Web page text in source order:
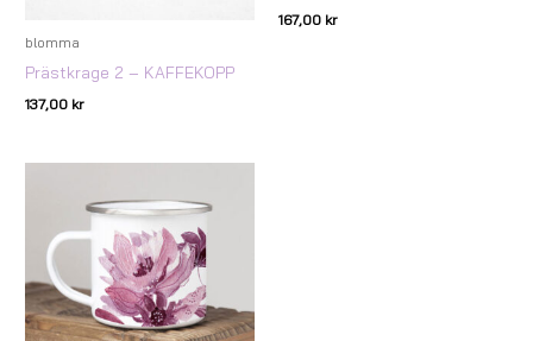
blomma
Prästkrage 2 – KAFFEKOPP
137,00 kr
167,00 kr